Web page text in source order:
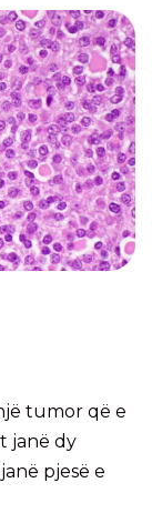
tumor që e
janë dy
pjesë e